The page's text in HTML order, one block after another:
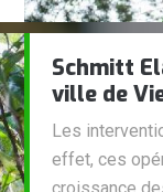
Schmitt
ville de
Les
effet, ces